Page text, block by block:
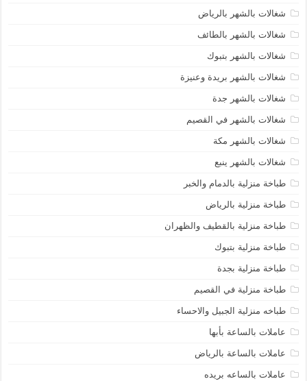
شغالات بالشهر بالرياض
شغالات بالشهر بالطائف
شغالات بالشهر بتبوك
شغالات بالشهر بريدة وعنيزة
شغالات بالشهر جدة
شغالات بالشهر في القصيم
شغالات بالشهر مكة
شغالات بالشهر ينبع
طباخة منزلية بالدمام والخبر
طباخة منزلية بالرياض
طباخة منزلية بالقطيف والظهران
طباخة منزلية بتبوك
طباخة منزلية بجدة
طباخة منزلية في القصيم
طباخه منزلية الجبيل والاحساء
عاملات بالساعة بأبها
عاملات بالساعة بالرياض
عاملات بالساعه بريده